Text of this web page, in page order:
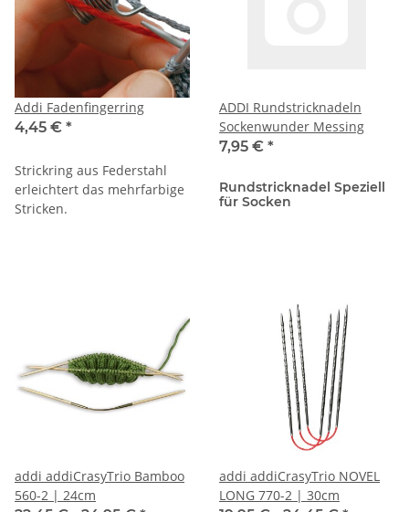
Addi Fadenfingerring
4,45 € *
Strickring aus Federstahl
erleichtert das mehrfarbige
Stricken.
ADDI Rundstricknadeln
Sockenwunder Messing
7,95 € *
Rundstricknadel Speziell
für Socken
addi addiCrasyTrio Bamboo
560-2 | 24cm
addi addiCrasyTrio NOVEL
LONG 770-2 | 30cm